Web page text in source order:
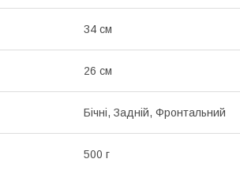
34 см
26 см
Бічні, Задній, Фронтальний
500 г